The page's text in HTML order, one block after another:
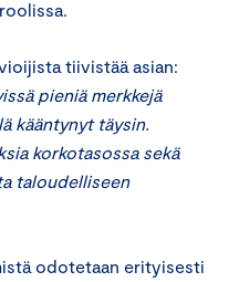
tiivistää asian:
pieniä merkkejä
kääntynyt täysin.
korkotasossa sekä
taloudelliseen
odotetaan erityisesti